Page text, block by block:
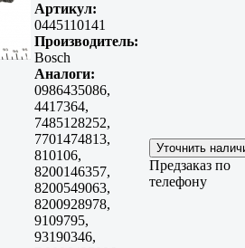
Артикул:
0445110141
Производитель:
Bosch
Аналоги:
0986435086,
4417364,
7485128252,
7701474813,
810106,
8200146357,
8200549063,
8200928978,
9109795,
93190346,
Предзаказ по
телефону